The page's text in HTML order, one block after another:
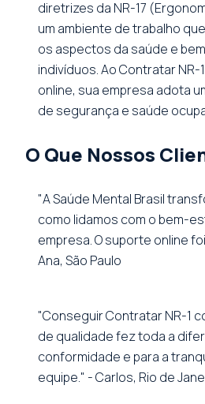
diretrizes da NR-17
um ambiente de trabalho
os aspectos da saúde e
indivíduos. Ao Contratar NR-
online, sua empresa adota
de segurança e saúde
O Que Nossos
"A Saúde Mental Brasil
como lidamos com o bem-
empresa. O suporte online
Ana, São Paulo
"Conseguir Contratar NR-1
de qualidade fez toda a
conformidade e para a
equipe." - Carlos, Rio de